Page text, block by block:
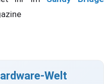
Welt